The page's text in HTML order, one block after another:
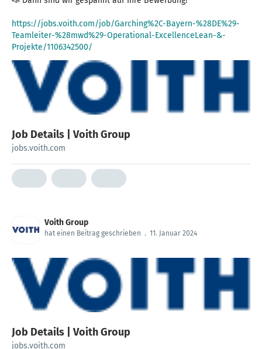
https://jobs.voith.com/job/Garching%2C-Bayern-%28DE%29-
Teamleiter-%28mwd%29-Operational-ExcellenceLean-&-
Projekte/1106342500/
Job Details | Voith Group
jobs.voith.com
Voith Group
hat einen Beitrag geschrieben . 11. Januar 2024
Job Details | Voith Group
jobs.voith.com